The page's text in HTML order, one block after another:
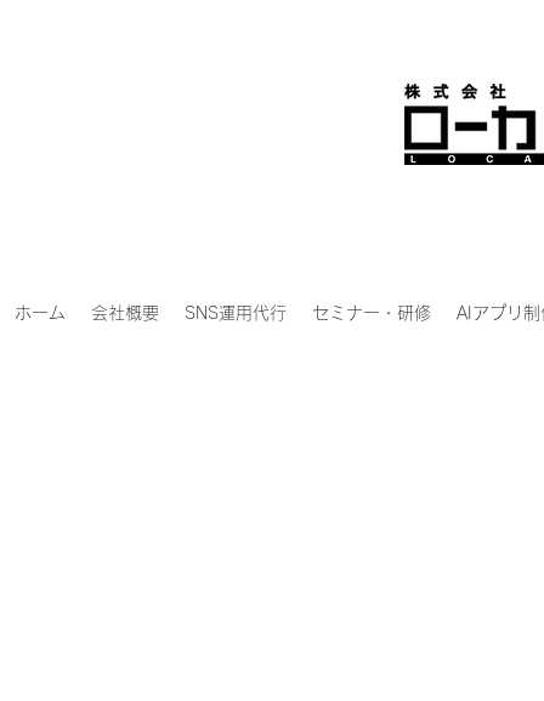
ホーム 会社概要 SNS運用代行 セミナー・研修 AIアプリ制